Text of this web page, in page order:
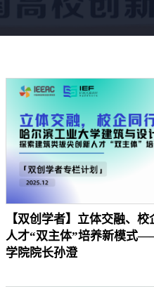
【双创学者】立体交融、
人才“双主体”培养新模式
学院院长孙澄